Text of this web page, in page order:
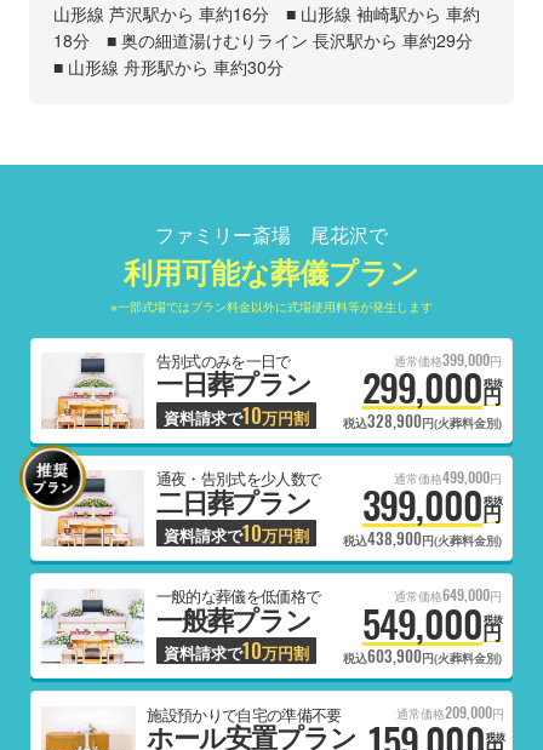
山形線 芦沢駅から 車約16分 ■ 山形線 袖崎駅から 車約
18分 ■ 奥の細道湯けむりライン 長沢駅から 車約29分
■ 山形線 舟形駅から 車約30分
ファミリー斎場 尾花沢で
利用可能な葬儀プラン
※一部式場ではプラン料金以外に式場使用料等が発生します
告別式のみを一日で
一日葬プラン
資料請求で10万円割
通常価格399,000円
299,000円
税抜
税込328,900円(火葬料金別)
通夜・告別式を少人数で
二日葬プラン
資料請求で10万円割
通常価格499,000円
399,000円
税抜
税込438,900円(火葬料金別)
一般的な葬儀を低価格で
一般葬プラン
資料請求で10万円割
通常価格649,000円
549,000円
税抜
税込603,900円(火葬料金別)
施設預かりで自宅の準備不要
ホール安置プラン
通常価格209,000円
税抜